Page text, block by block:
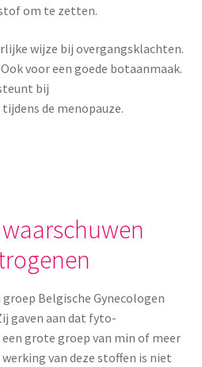
om te zetten.
wijze bij overgangsklachten.
voor een goede botaanmaak.
bij
de menopauze.
groep Belgische Gynecologen
gaven aan dat fyto-
grote groep van min of meer
van deze stoffen is niet